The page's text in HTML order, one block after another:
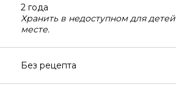
2 года
Хранить в недоступном для детей
месте.
Без рецепта